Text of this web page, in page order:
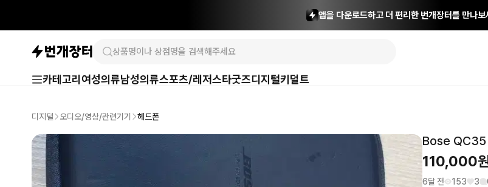
앱을 다운로드하고 더 편리한 번개장터를 만나보
카테고리 여성의류남성의류스포츠/레저스타굿즈디지털키덜트
디지털 오디오/영상/관련기기 헤드폰
Bose QC35
110,000
6달 전 153 3